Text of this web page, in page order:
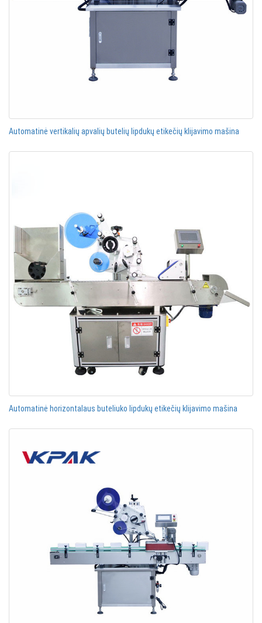
Automatinė vertikalių apvalių butelių lipdukų etikečių klijavimo mašina
Automatinė horizontalaus buteliuko lipdukų etikečių klijavimo mašina